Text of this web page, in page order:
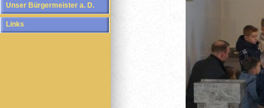
Unser Bürgermeister a. D.
Links